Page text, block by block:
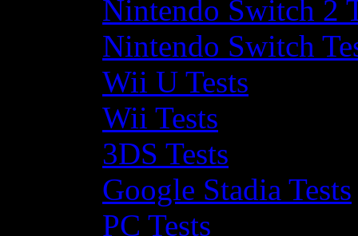
Nintendo Switch 2
Nintendo Switch
Wii U Tests
Wii Tests
3DS Tests
Google Stadia Tests
PC Tests